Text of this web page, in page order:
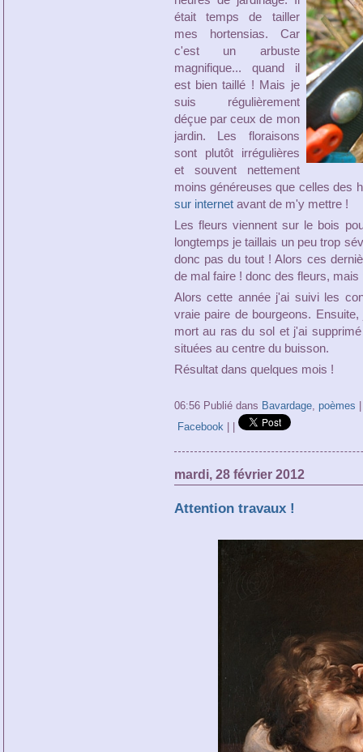
était temps de tailler
mes hortensias. Car
c'est un arbuste
magnifique... quand il
est bien taillé ! Mais je
suis régulièrement
déçue par ceux de mon
jardin. Les floraisons
sont plutôt irrégulières
et souvent nettement
moins généreuses que celles des
sur internetavant de m'y mettre !
Les fleurs viennent sur le bois
longtemps je taillais un peu trop
donc pas du tout ! Alors ces
de mal faire ! donc des fleurs,
Alors cette année j'ai suivi les
vraie paire de bourgeons.
mort au ras du sol et j'ai
situées au centre du buisson.
Résultat dans quelques mois !
06:56 Publié dans Bavardage, poèmes
Facebook|
mardi, 28 février 2012
Attention travaux !